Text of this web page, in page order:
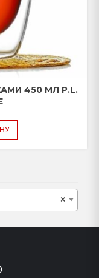
450 МЛ P.L.
×